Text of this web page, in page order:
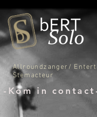
Allroundzanger/
Stemacteur
-Kom in